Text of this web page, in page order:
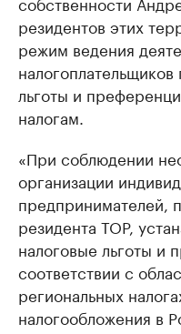
резидентов этих
режим ведения
льготы и
налогам.
«При соблюдении
организации
предпринимателей,
резидента ТОР,
налоговые льготы и
соответствии с
региональных
налогообложения в